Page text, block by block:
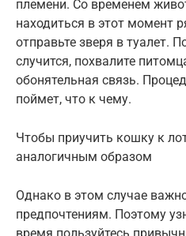
племени. Со временем
находиться в этот момент
отправьте зверя в туалет.
случится, похвалите
обонятельная связь.
поймет, что к чему.
Чтобы приучить кошку к
аналогичным образом
Однако в этом случае
предпочтениям. Поэтому